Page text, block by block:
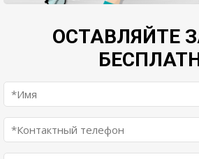
ОСТАВЛЯЙТЕ